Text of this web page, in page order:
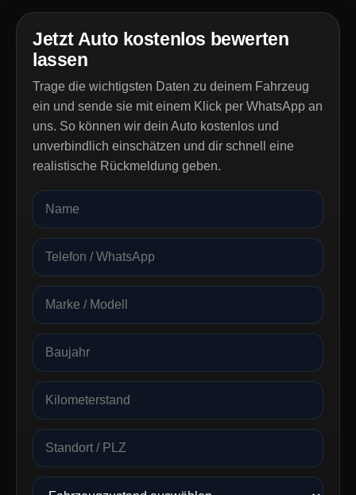
Jetzt Auto kostenlos bewerten
lassen
Trage die wichtigsten Daten zu deinem Fahrzeug
ein und sende sie mit einem Klick per WhatsApp an
uns. So können wir dein Auto kostenlos und
unverbindlich einschätzen und dir schnell eine
realistische Rückmeldung geben.